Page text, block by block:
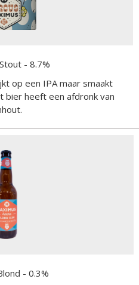
Stout - 8.7%
op een IPA maar smaakt
bier heeft een afdronk van
- 0.3%